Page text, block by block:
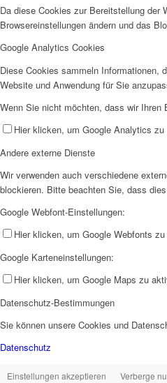
Da diese Cookies zur Bereitstellung der
Browsereinstellungen ändern und das
Google Analytics Cookies
Diese Cookies sammeln Informationen,
Website und Anwendung für Sie
Wenn Sie nicht möchten, dass wir Ihren
Hier klicken, um Google Analytics
Andere externe Dienste
Wir verwenden auch verschiedene
blockieren. Bitte beachten Sie, dass
Google Webfont-Einstellungen:
Hier klicken, um Google Webfonts
Google Karteneinstellungen:
Hier klicken, um Google Maps zu
Datenschutz-Bestimmungen
Sie können unsere Cookies und
Datenschutz
Einstellungen akzeptieren Verberge